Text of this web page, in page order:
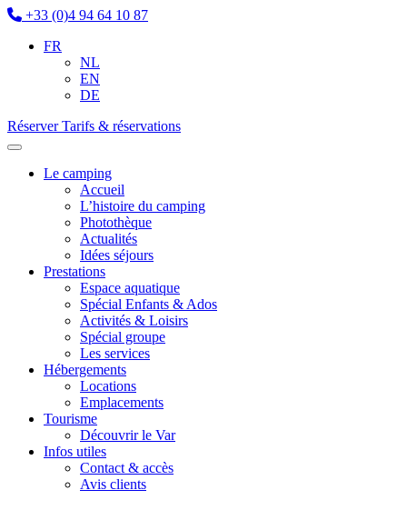
+33 (0)4 94 64 10 87
FR
NL
EN
DE
RéserverTarifs & réservations
Le camping
Accueil
L’histoire du camping
Photothèque
Actualités
Idées séjours
Prestations
Espace aquatique
Spécial Enfants & Ados
Activités & Loisirs
Spécial groupe
Les services
Hébergements
Locations
Emplacements
Tourisme
Découvrir le Var
Infos utiles
Contact & accès
Avis clients